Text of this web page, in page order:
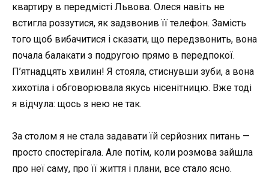
квартиру в передмісті Львова. Олеся навіть не
встигла роззутися, як задзвонив її телефон. Замість
того щоб вибачитися і сказати, що передзвонить, вона
почала балакати з подругою прямо в передпокої.
П’ятнадцять хвилин! Я стояла, стиснувши зуби, а вона
хихотіла і обговорювала якусь нісенітницю. Вже тоді
я відчула: щось з нею не так.
За столом я не стала задавати їй серйозних питань —
просто спостерігала. Але потім, коли розмова зайшла
про неї саму, про її життя і плани, все стало ясно.